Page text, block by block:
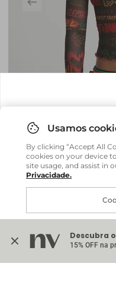
Blusa Groove - Est.
R$ 227,20
ou até6x R$ 37,86sem juros
em sua casa, não
Comprar
Internacional
By clicking “Accept All
cookies on your device
site usage, and assist in
Privacidade.
Descubra
15% OFF na